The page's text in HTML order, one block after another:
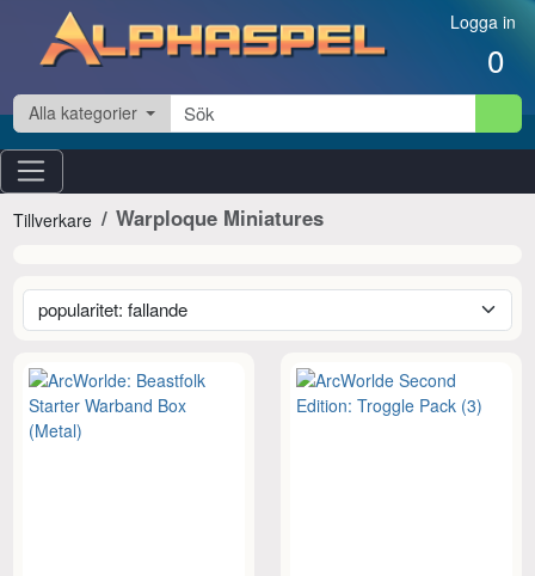
Hoppa till innehåll Logga in
0
Alla kategorier
Tillverkare Warploque Miniatures